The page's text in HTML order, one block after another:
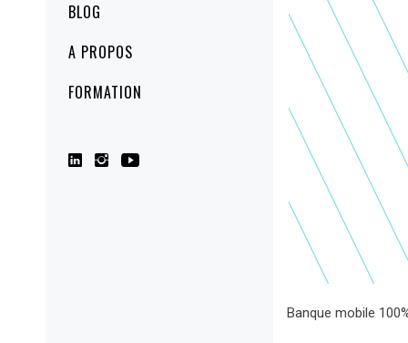
BLOG
A PROPOS
FORMATION
Banque mobile